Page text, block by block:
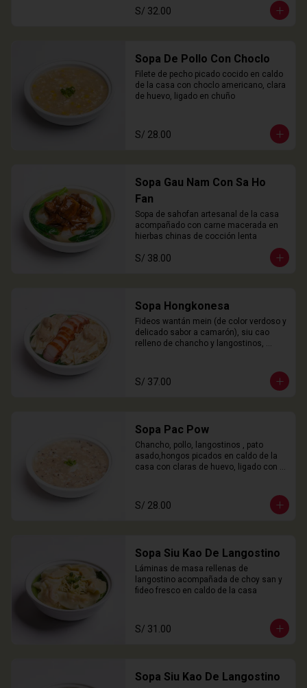
S/ 32.00
Sopa De Pollo Con Choclo
Filete de pecho picado cocido en caldo
de la casa con choclo americano, clara
de huevo, ligado en chuño
S/ 28.00
Sopa Gau Nam Con Sa Ho
Fan
Sopa de sahofan artesanal de la casa
acompañado con carne macerada en
hierbas chinas de cocción lenta
S/ 38.00
Sopa Hongkonesa
Fideos wantán mein (de color verdoso y
delicado sabor a camarón), siu cao
relleno de chancho y langostinos,
casa.
S/ 37.00
Sopa Pac Pow
Chancho, pollo, langostinos , pato
asado,hongos picados en caldo de la
casa con claras de huevo, ligado con
S/ 28.00
Sopa Siu Kao De Langostino
Láminas de masa rellenas de
langostino acompañada de choy san y
fideo fresco en caldo de la casa
S/ 31.00
Sopa Siu Kao De Langostino